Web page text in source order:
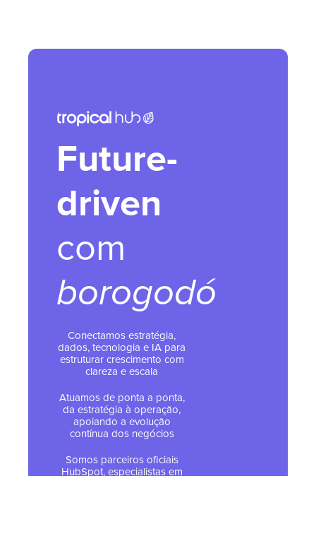
Future-
driven
com
borogodó
Conectamos estratégia,
dados, tecnologia e IA para
estruturar crescimento com
clareza e escala
Atuamos de ponta a ponta,
da estratégia à operação,
apoiando a evolução
contínua dos negócios
Somos parceiros oficiais
HubSpot, especialistas em